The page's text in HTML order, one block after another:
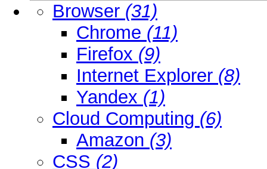
Browser (31)
Chrome (11)
Firefox (9)
Internet Explorer (8)
Yandex (1)
Cloud Computing (6)
Amazon (3)
CSS (2)